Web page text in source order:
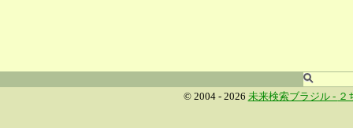
© 2004 - 2026 未来検索ブラジル - ２